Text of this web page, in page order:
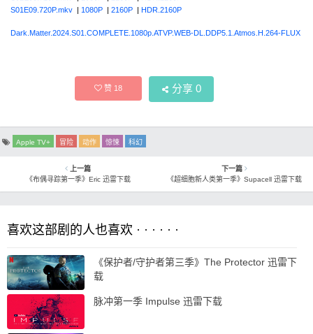
S01E09.720P.mkv | 1080P | 2160P | HDR.2160P
Dark.Matter.2024.S01.COMPLETE.1080p.ATVP.WEB-DL.DDP5.1.Atmos.H.264-FLUX
赞18 分享 0
Apple TV+ 冒险 动作 惊悚 科幻
上一篇
《布偶寻踪第一季》Eric 迅雷下载
下一篇
《超细胞新人类第一季》Supacell 迅雷下载
喜欢这部剧的人也喜欢 · · · · · ·
《保护者/守护者第三季》The Protector 迅雷下
载
脉冲第一季 Impulse 迅雷下载